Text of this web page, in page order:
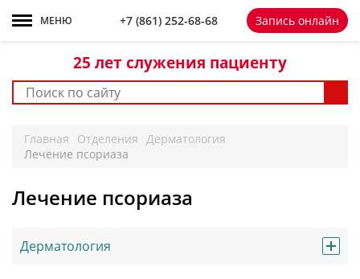
+7 861 252-68-68
25 лет служения пациенту
МЕНЮ +7 (861) 252-68-68 Запись онлайн
Главная Отделения Дерматология
Лечение псориаза
Лечение псориаза
Дерматология